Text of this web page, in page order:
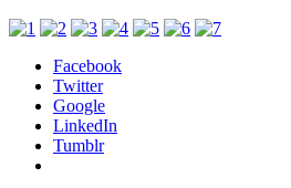
Facebook
Twitter
Google
LinkedIn
Tumblr